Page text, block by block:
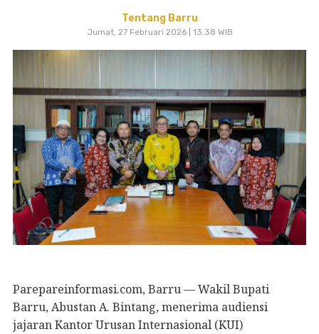
Tentang Barru
Jumat, 27 Februari 2026 | 13.38 WIB
Parepareinformasi.com, Barru — Wakil Bupati
Barru, Abustan A. Bintang, menerima audiensi
jajaran Kantor Urusan Internasional (KUI)